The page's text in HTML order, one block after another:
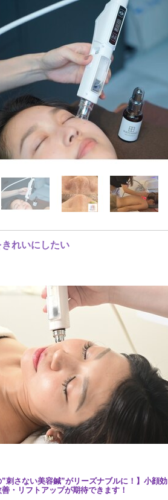
きれいにしたい
”刺さない美容鍼”がリーズナブルに！】小顔効
・リフトアップが期待できます！